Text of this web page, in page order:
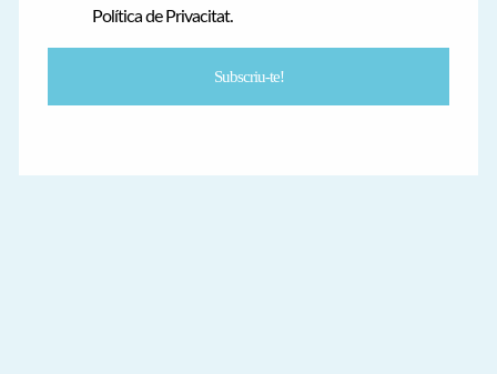
Política de Privacitat.